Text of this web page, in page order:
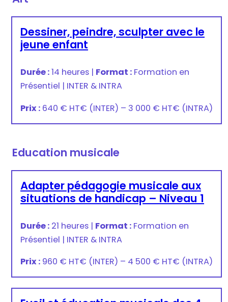
Dessiner, peindre, sculpter avec le
jeune enfant
Durée :14 heures | Format : Formation en
Présentiel | INTER & INTRA
Prix : 640 € HT€ (INTER) – 3 000 € HT€ (INTRA)
Education musicale
Adapter pédagogie musicale aux
situations de handicap – Niveau 1
Durée : 21 heures | Format : Formation en
Présentiel | INTER & INTRA
Prix : 960 € HT€ (INTER) – 4 500 € HT€ (INTRA)